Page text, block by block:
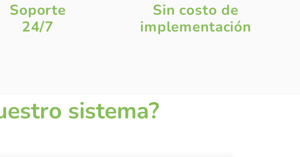
Soporte
24/7
Sin costo de
implementación
sistema?